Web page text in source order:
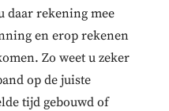
daar rekening mee
en erop rekenen
Zo weet u zeker
op de juiste
tijd gebouwd of